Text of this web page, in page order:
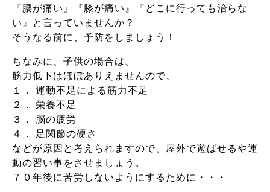
『腰が痛い』『膝が痛い』『どこに行っても治らな
い』と言っていませんか？
そうなる前に、予防をしましょう！
ちなみに、子供の場合は、
筋力低下はほぼありえませんので、
１． 運動不足による筋力不足
２． 栄養不足
３． 脳の疲労
４． 足関節の硬さ
などが原因と考えられますので、屋外で遊ばせるや運
動の習い事をさせましょう。
７０年後に苦労しないようにするために・・・